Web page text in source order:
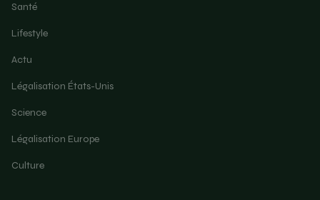
Santé
Lifestyle
Actu
Légalisation États-Unis
Science
Légalisation Europe
Culture